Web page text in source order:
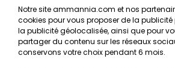
Recherche de Notices de
Mentions légales
Conditions générales de
Notre site ammannia.com et nos
cookies pour vous proposer de la publicité
la publicité géolocalisée, ainsi que pour
partager du contenu sur les réseaux
conservons votre choix pendant 6 mois.